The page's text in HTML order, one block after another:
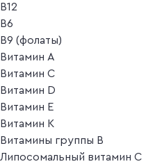
В12
В6
В9 (фолаты)
Витамин A
Витамин C
Витамин D
Витамин E
Витамин K
Витамины группы B
Липосомальный витамин C